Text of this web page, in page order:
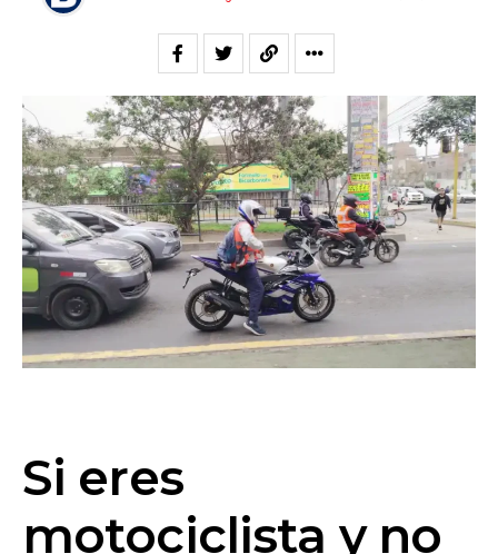
Si eres
motociclista y no